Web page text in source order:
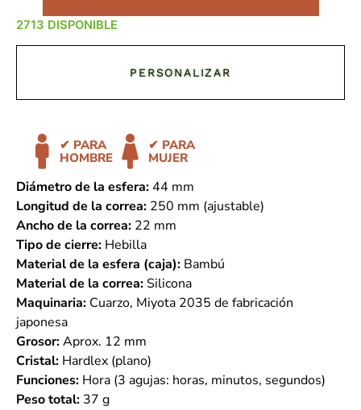
DISPONIBLE
PERSONALIZAR
✔ PARA
HOMBRE
✔ PARA
MUJER
Diámetro de la esfera:44 mm
Longitud de la correa: 250 mm (ajustable)
Ancho de la correa: 22 mm
Tipo de cierre: Hebilla
Material de la esfera (caja): Bambú
Material de la correa: Silicona
Maquinaria: Cuarzo, Miyota 2035 de fabricación
japonesa
Grosor:Aprox. 12 mm
Cristal: Hardlex (plano)
Funciones: Hora (3 agujas: horas, minutos, segundos)
Peso total: 37 g